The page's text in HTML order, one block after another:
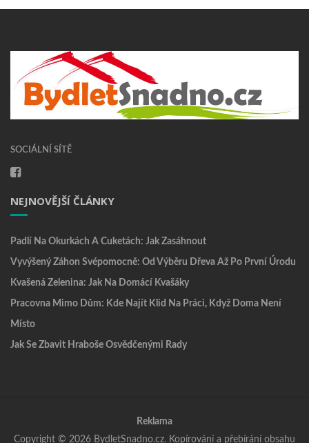
SOCIÁLNÍ SÍTĚ
NEJNOVĚJŠÍ ČLÁNKY
Padlí Na Okurkách A Cuketách: Jak Zasáhnout
Vyvýšený Záhon Svépomocně: Od Výběru Dřeva Až Po První Úrodu
Kvašená Zelenina: Jak Na Domácí Kvašáky
Pracovna Mimo Dům: Kde Najít Klid Na Práci, Když Doma Není
Místo
Jak Se Zbavit Hraboše Osvědčenými Rady
Reklama
Copyright © 2026 BydletSnadno.cz. Kopírování a přebírání obsahu